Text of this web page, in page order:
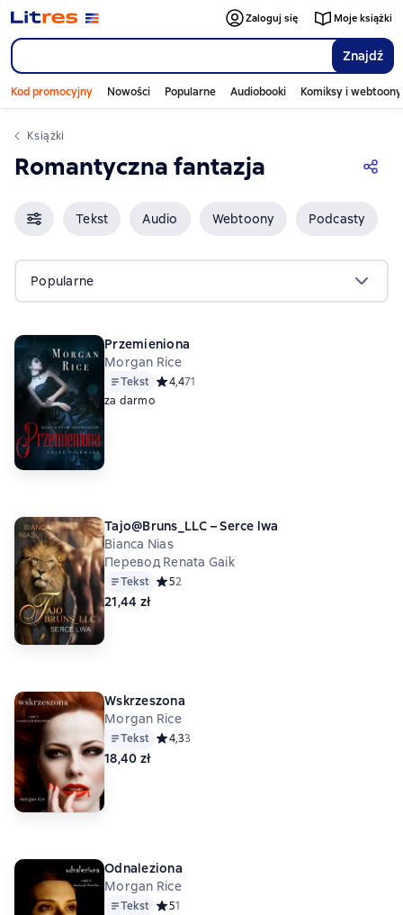
Znajdź
Zaloguj się Moje książki
Kod promocyjny Nowości Popularne Audiobooki Komiksy i webtoony
Książki
Romantyczna fantazja
Tekst Audio Webtoony Podcasty
Popularne
Przemieniona
Morgan Rice
Tekst Средний рейтинг 4,4 на основе 71 оценок
4,471
za darmo
Tajo@Bruns_LLC – Serce lwa
Bianca Nias
Перевод Renata Gaik
Tekst Средний рейтинг 5 на основе 2 оценок
52
21,44 zł
Wskrzeszona
Morgan Rice
Tekst Средний рейтинг 4,3 на основе 3 оценок
4,33
18,40 zł
Odnaleziona
Morgan Rice
Tekst Средний рейтинг 5 на основе 1 оценок
51